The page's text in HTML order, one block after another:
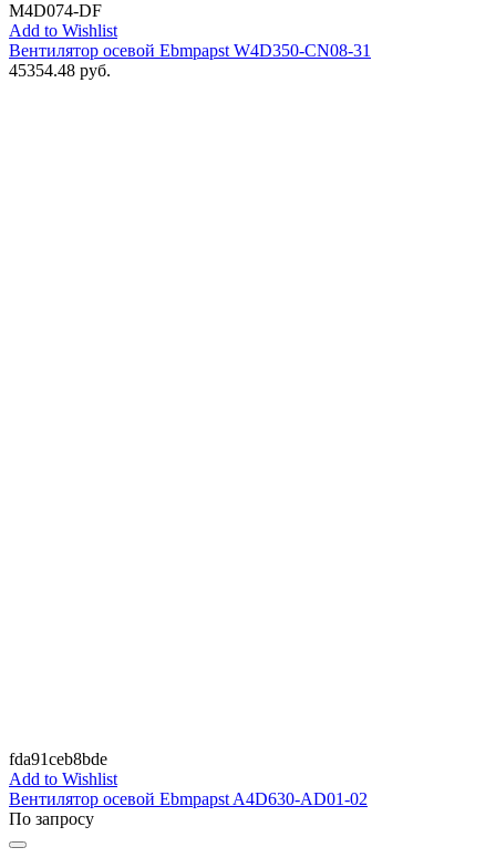
M4D074-DF
Add to Wishlist
Вентилятор осевой Ebmpapst W4D350-CN08-31
45354.48 руб.
fda91ceb8bde
Add to Wishlist
Вентилятор осевой Ebmpapst A4D630-AD01-02
По запросу